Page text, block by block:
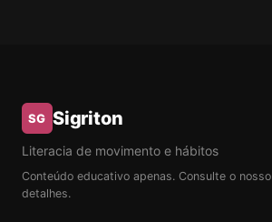
SG Sigriton
Literacia de movimento e hábitos
Conteúdo educativo apenas. Consulte o nosso
detalhes.